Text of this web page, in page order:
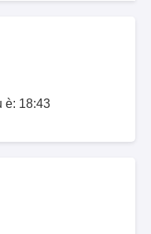
è: 18:43